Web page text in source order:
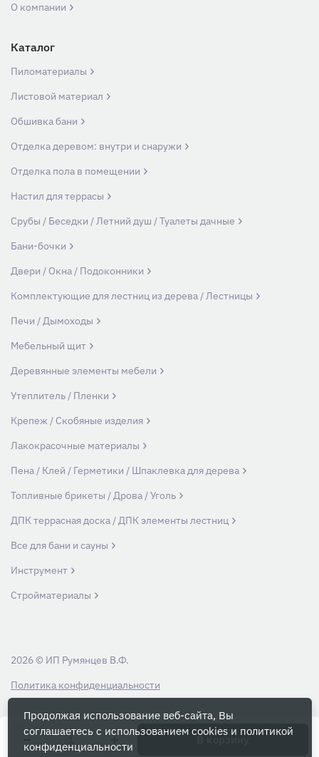
В корзину
О компании
Каталог
Пиломатериалы
Листовой материал
Обшивка бани
Отделка деревом: внутри и снаружи
Отделка пола в помещении
Настил для террасы
Срубы / Беседки / Летний душ / Туалеты дачные
Бани-бочки
Двери / Окна / Подоконники
Комплектующие для лестниц из дерева / Лестницы
Печи / Дымоходы
Мебельный щит
Деревянные элементы мебели
Утеплитель / Пленки
Крепеж / Скобяные изделия
Лакокрасочные материалы
Пена / Клей / Герметики / Шпаклевка для дерева
Топливные брикеты / Дрова / Уголь
ДПК террасная доска / ДПК элементы лестниц
Все для бани и сауны
Инструмент
Стройматериалы
Вся информация на данном сайте носит ознакомительный характер и ни
при каких условиях не является публичной офертой, определяемой
положениями Статьи 437 Гражданского кодекса РФ.
Политика конфиденциальности
2026 © ИП Румянцев В.Ф.
Продолжая использование веб-сайта, Вы
соглашаетесь с использованием cookies и политикой
конфиденциальности